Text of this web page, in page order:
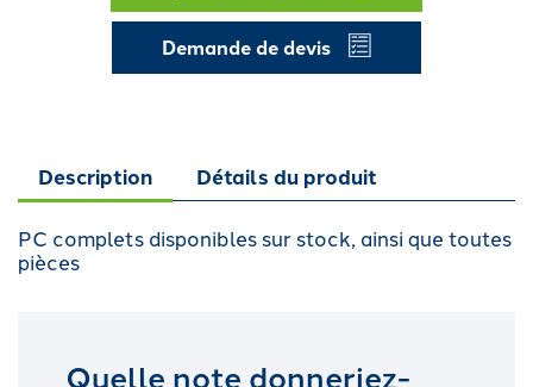
Demande de devis
Description Détails du produit
PC complets disponibles sur stock, ainsi que toutes
pièces
Quelle note donneriez-